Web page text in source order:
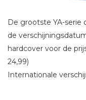
De grootste YA-serie
de
hardcover voor de
24,99)
Internationale
Naam *
E-mail *
Bericht *